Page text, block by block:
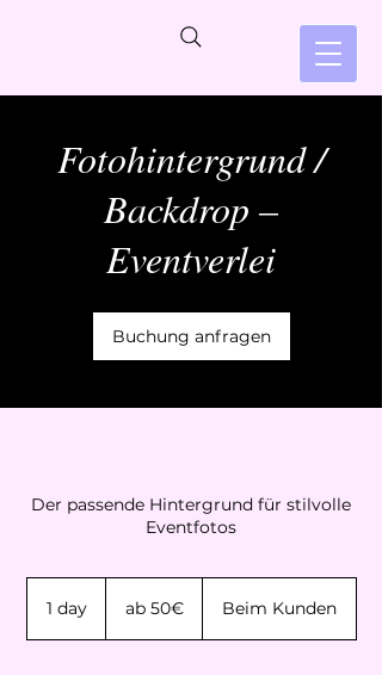
Fotohintergrund /
Backdrop –
Eventverlei
Buchung anfragen
Der passende Hintergrund für stilvolle
Eventfotos
1 day1
ab 50€ Beim Kunden